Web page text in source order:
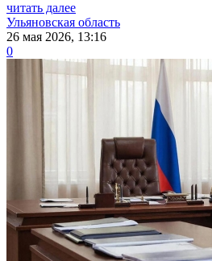
читать далее
Ульяновская область
26 мая 2026, 13:16
0